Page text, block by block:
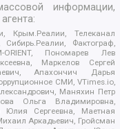
информации,
Крым.Реалии, Телеканал
Фактограф,
ORIENT, Пономарев Лев
Маркелов Сергей
Апахончич Дарья
СМИ, VTimes.io,
Маняхин Петр
Ольга Владимировна,
Сергеевна, Маетная
Аркадьевич, Гройсман